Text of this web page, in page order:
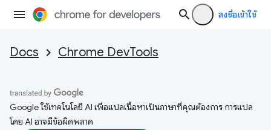
ลงชื่อเข้าใช้
Docs Chrome DevTools
Google ใช้เทคโนโลยี AI เพื่อแปลเนื้อหาเป็นภาษาที่คุณต้องการ การแปล
โดย AI อาจมีข้อผิดพลาด